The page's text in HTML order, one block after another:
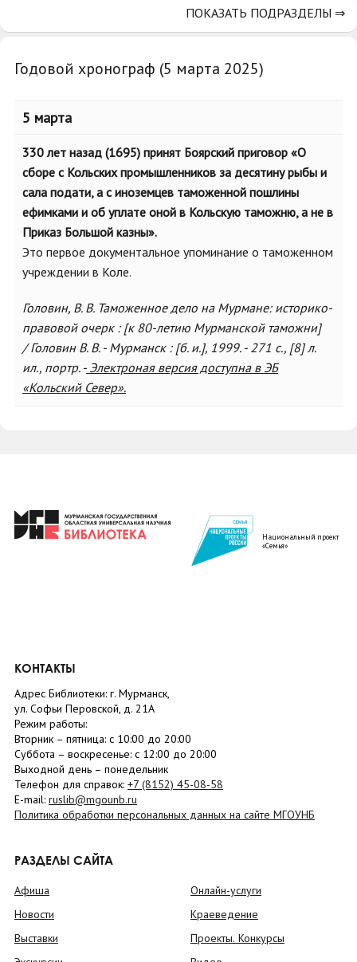
Годовой хронограф (5 марта 2025)
5 марта
330 лет назад (1695) принят Боярский приговор «О
сборе с Кольских промышленников за десятину рыбы и
сала подати, а с иноземцев таможенной пошлины
ефимками и об уплате оной в Кольскую таможню, а не в
Приказ Большой казны».
Это первое документальное упоминание о таможенном
учреждении в Коле.
Головин, В. В. Таможенное дело на Мурмане: историко-
правовой очерк : [к 80-летию Мурманской таможни]
/ Головин В. В. - Мурманск : [б. и.], 1999. - 271 с., [8] л.
ил., портр. -Электроная версия доступна в ЭБ
«Кольский Север».
ПОКАЗАТЬ ПОДРАЗДЕЛЫ ⇒
Национальный проект
«Семья»
КОНТАКТЫ
Адрес Библиотеки: г. Мурманск,
ул. Софьи Перовской, д. 21А
Режим работы:
Вторник – пятница: с 10:00 до 20:00
Суббота – воскресенье: c 12:00 до 20:00
Выходной день – понедельник
Телефон для справок: +7 (8152) 45-08-58
E-mail: ruslib@mgounb.ru
Политика обработки персональных данных на сайте МГОУНБ
РАЗДЕЛЫ САЙТА
Афиша
Новости
Выставки
Онлайн-услуги
Краеведение
Проекты. Конкурсы